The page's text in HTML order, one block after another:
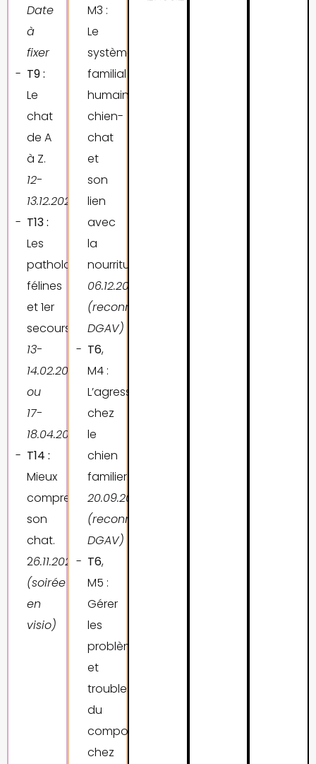
Date
à
fixer
T9 :
Le
chat
de A
à Z.
12-
13.12.2026
T13 :
Les
pathologies
félines
et 1er
secours.
13-
14.02.2027
ou
17-
18.04.2027
T14 :
Mieux
comprendre
son
chat.
26.11.2026
(soirée
en
visio)
M3 :
Le
système
familial
humain-
chien-
chat
et
son
lien
avec
la
nourriture.
06.12.2026
(reconnu
DGAV)
T6,
M4 :
L’agression
chez
le
chien
familier.
20.09.2026
(reconnu
DGAV)
T6,
M5 :
Gérer
les
problèmes
et
troubles
du
comportement
chez